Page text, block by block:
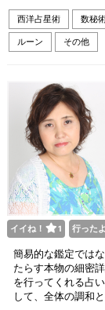
西洋占星術 数秘
ルーン その他
イイね！ 1 行ったよ
簡易的な鑑定では
たらす本物の細密
を行ってくれる占
して、全体の調和